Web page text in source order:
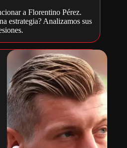
a Florentino Pérez.
estrategia? Analizamos sus